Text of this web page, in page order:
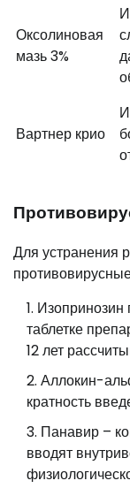
Оксолиновая
мазь 3%
Вартнер крио
Для устранения
Изопринозин
таблетке
12 лет
Аллокин-
кратность
Панавир –
вводят